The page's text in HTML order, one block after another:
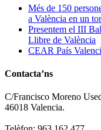
Més de 150
a València en un
Presentem el III
Llibre de València
CEAR País
Contacta’ns
C/Francisco Moreno
46018 Valencia.